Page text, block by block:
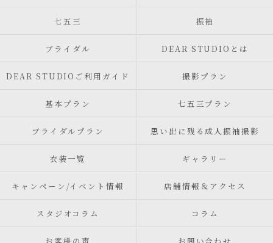
七五三 振袖
ブライダル DEAR STUDIOとは
DEAR STUDIOご利用ガイド 撮影プラン
基本プラン 七五三プラン
ブライダルプラン 思い出に残る成人振袖撮影
衣装一覧 ギャラリー
キャンペーン/イベント情報 店舗情報＆アクセス
スタジオコラム コラム